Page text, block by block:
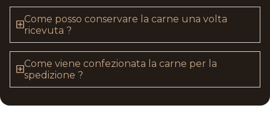
Come posso conservare la carne una volta
ricevuta ?
Come viene confezionata la carne per la
spedizione ?